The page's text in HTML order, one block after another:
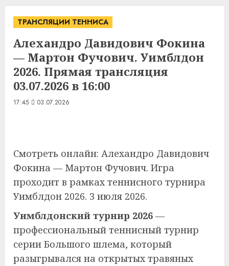
ТРАНСЛЯЦИИ ТЕННИСА
Алехандро Давидович Фокина
— Мартон Фучович. Уимблдон
2026. Прямая трансляция
03.07.2026 в 16:00
17:45 03.07.2026
Смотреть онлайн: Алехандро Давидович
Фокина — Мартон Фучович. Игра
проходит в рамках теннисного турнира
Уимблдон 2026. 3 июля 2026.
Уимблдонский турнир 2026 —
профессиональный теннисный турнир
серии Большого шлема, который
разыгрывался на открытых травяных